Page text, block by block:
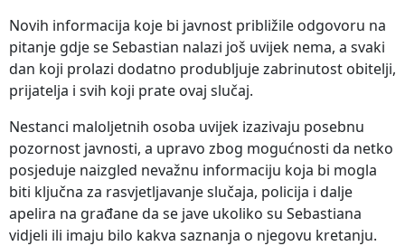
Novih informacija koje bi javnost približile odgovoru na
pitanje gdje se Sebastian nalazi još uvijek nema, a svaki
dan koji prolazi dodatno produbljuje zabrinutost obitelji,
prijatelja i svih koji prate ovaj slučaj.
Nestanci maloljetnih osoba uvijek izazivaju posebnu
pozornost javnosti, a upravo zbog mogućnosti da netko
posjeduje naizgled nevažnu informaciju koja bi mogla
biti ključna za rasvjetljavanje slučaja, policija i dalje
apelira na građane da se jave ukoliko su Sebastiana
vidjeli ili imaju bilo kakva saznanja o njegovu kretanju.